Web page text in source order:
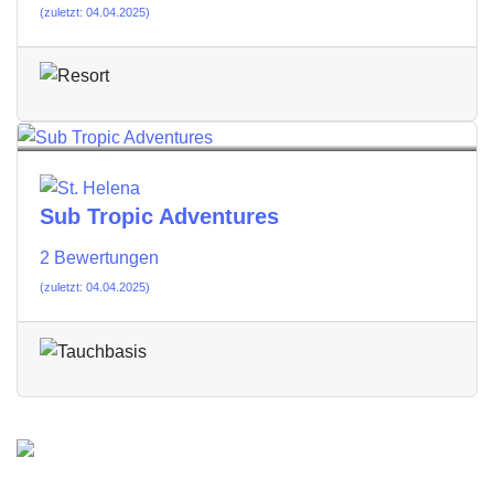
(zuletzt: 04.04.2025)
Sub Tropic Adventures
2 Bewertungen
(zuletzt: 04.04.2025)